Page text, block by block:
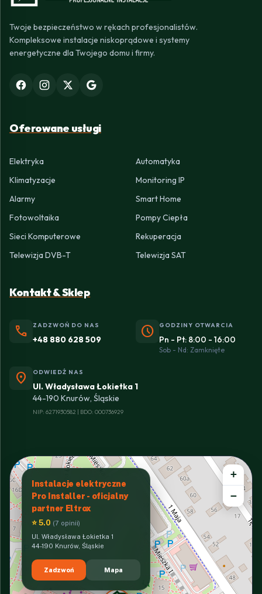
Twoje bezpieczeństwo w rękach profesjonalistów.
Kompleksowe instalacje niskoprądowe i systemy
energetyczne dla Twojego domu i firmy.
Oferowane usługi
Elektryka
Automatyka
Klimatyzacje
Monitoring IP
Alarmy
Smart Home
Fotowoltaika
Pompy Ciepła
Sieci Komputerowe
Rekuperacja
Telewizja DVB-T
Telewizja SAT
Kontakt & Sklep
phone ZADZWOŃ DO NAS
+48 880 628 509 schedule GODZINY OTWARCIA
Pn - Pt: 8:00 - 16:00
Sob - Nd: Zamknięte
location_on ODWIEDŹ NAS
Ul. Władysława Łokietka 1
44-190 Knurów, Śląskie
NIP: 6271930582 | BDO: 000736929
Instalacje elektryczne
Pro Installer - oficjalny
partner Eltrox
⭐ 5.0 (7 opinii)
Ul. Władysława Łokietka 1
44-190 Knurów, Śląskie
Zadzwoń Mapa
+
−